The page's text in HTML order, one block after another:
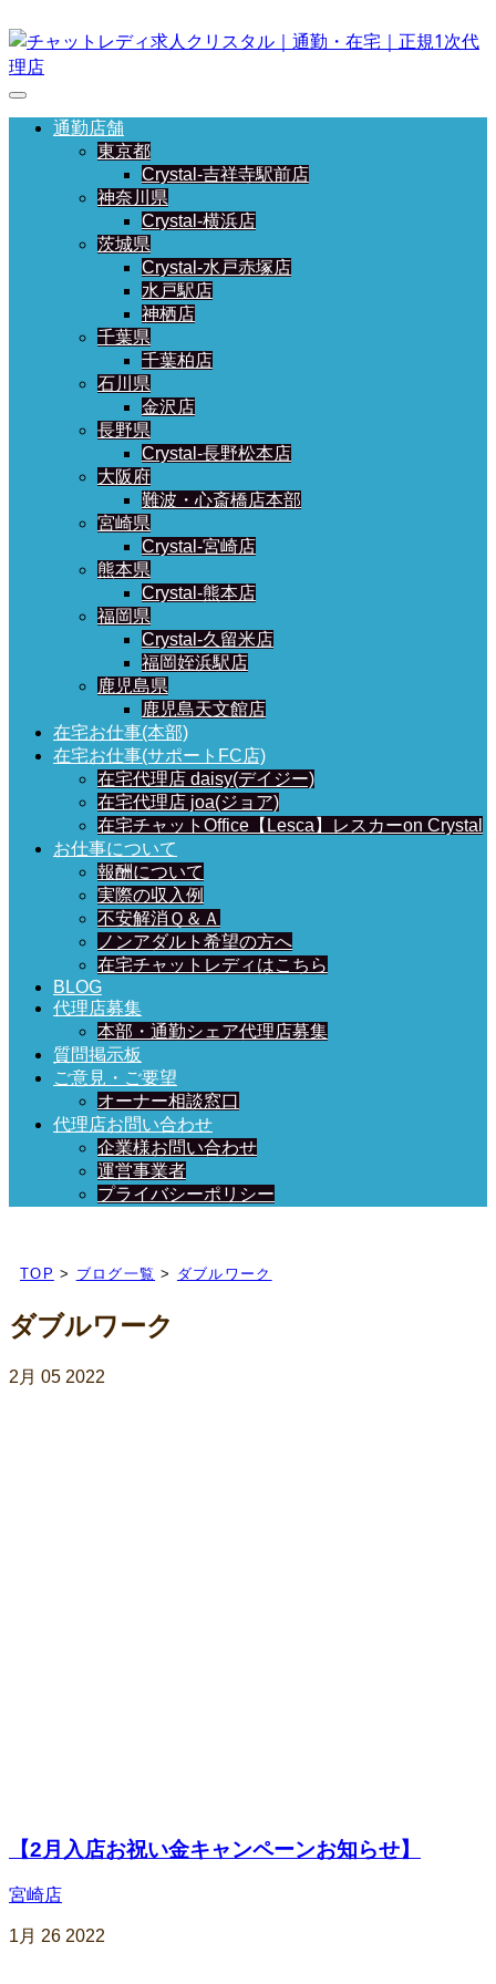
通勤店舗
東京都
Crystal-吉祥寺駅前店
神奈川県
Crystal-横浜店
茨城県
Crystal-水戸赤塚店
水戸駅店
神栖店
千葉県
千葉柏店
石川県
金沢店
長野県
Crystal-長野松本店
大阪府
難波・心斎橋店本部
宮崎県
Crystal-宮崎店
熊本県
Crystal-熊本店
福岡県
Crystal-久留米店
福岡姪浜駅店
鹿児島県
鹿児島天文館店
在宅お仕事(本部)
在宅お仕事(サポートFC店)
在宅代理店 daisy(デイジー)
在宅代理店 joa(ジョア)
在宅チャットOffice【Lesca】レスカーon Crystal
お仕事について
報酬について
実際の収入例
不安解消Ｑ＆Ａ
ノンアダルト希望の方へ
在宅チャットレディはこちら
BLOG
代理店募集
本部・通勤シェア代理店募集
質問掲示板
ご意見・ご要望
オーナー相談窓口
代理店お問い合わせ
企業様お問い合わせ
運営事業者
プライバシーポリシー
TOP > ブログ一覧 > ダブルワーク
ダブルワーク
2月 05 2022
【2月入店お祝い金キャンペーンお知らせ】
宮崎店
1月 26 2022